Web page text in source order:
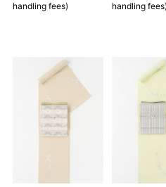
handling fees)
handling fees)